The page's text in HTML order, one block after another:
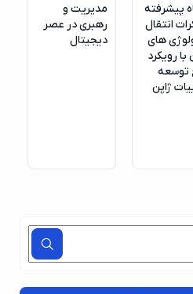
های
مدیریت و
رهبری در عصر
دیجیتال